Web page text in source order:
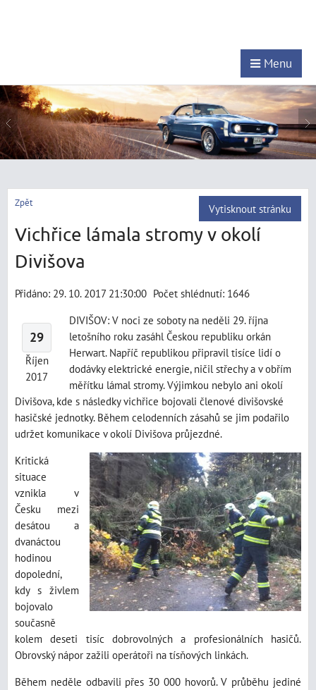
Menu
Zpět Vytisknout stránku
Vichřice lámala stromy v okolí
Divišova
Přidáno: 29. 10. 2017 21:30:00 Počet shlédnutí: 1646
29
Říjen
2017
DIVIŠOV: V noci ze soboty na neděli 29. října
letošního roku zasáhl Českou republiku orkán
Herwart. Napříč republikou připravil tisíce lidí o
dodávky elektrické energie, ničil střechy a v obřím
měřítku lámal stromy. Výjimkou nebylo ani okolí
Divišova, kde s následky vichřice bojovali členové divišovské
hasičské jednotky. Během celodenních zásahů se jim podařilo
udržet komunikace v okolí Divišova průjezdné.
Kritická
situace
vznikla v
Česku mezi
desátou a
dvanáctou
hodinou
dopolední,
kdy s živlem
bojovalo
současně
kolem deseti tisíc dobrovolných a profesionálních hasičů.
Obrovský nápor zažili operátoři na tísňových linkách.
Během neděle odbavili přes 30 000 hovorů. V průběhu jediné